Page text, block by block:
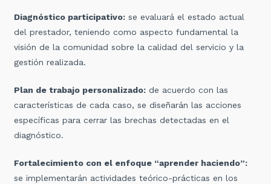
Diagnóstico participativo: se evaluará el estado actual
del prestador, teniendo como aspecto fundamental la
visión de la comunidad sobre la calidad del servicio y la
gestión realizada.
Plan de trabajo personalizado: de acuerdo con las
características de cada caso, se diseñarán las acciones
específicas para cerrar las brechas detectadas en el
diagnóstico.
Fortalecimiento con el enfoque “aprender haciendo”:
se implementarán actividades teórico-prácticas en los